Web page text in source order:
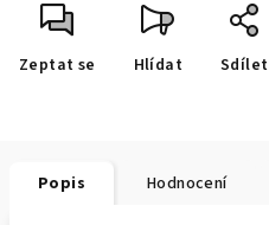
Zeptat se Hlídat Sdílet
Popis Hodnocení